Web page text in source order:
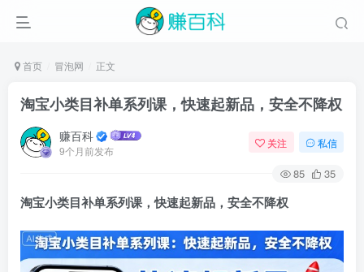
首页 冒泡网 正文
淘宝小类目补单系列课，快速起新品，安全不降权
赚百科
9个月前发布
关注 私信
85 35
淘宝小类目补单系列课，快速起新品，安全不降权